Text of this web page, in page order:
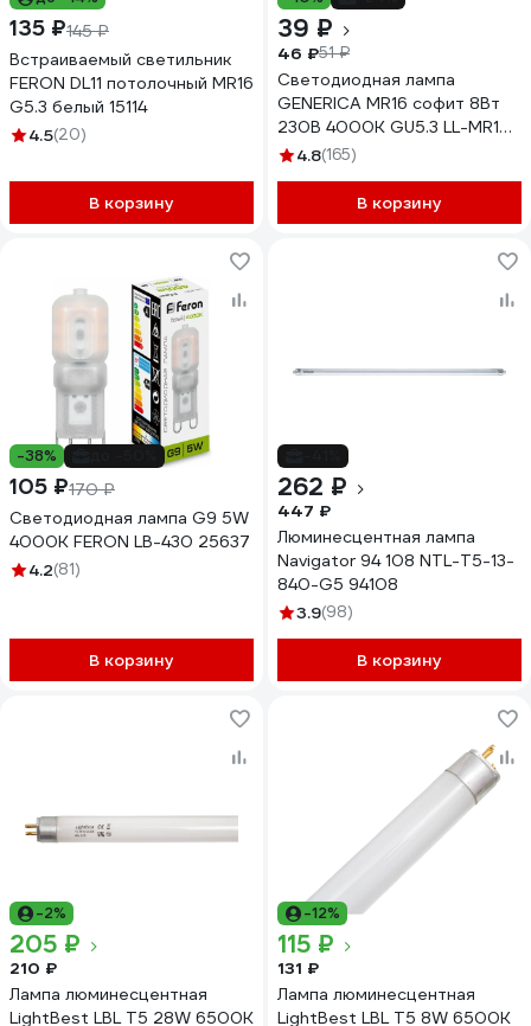
135 ₽145 ₽
Встраиваемый светильник
FERON DL11 потолочный MR16
G5.3 белый 15114
4.5(20)
В корзину
39 ₽
46 ₽51 ₽
Светодиодная лампа
GENERICA MR16 софит 8Вт
230В 4000К GU5.3 LL-MR16-
08-230-40-GU5-G
4.8(165)
В корзину
-38%
105 ₽170 ₽
Светодиодная лампа G9 5W
4000K FERON LB-430 25637
4.2(81)
В корзину
262 ₽
447 ₽
Люминесцентная лампа
Navigator 94 108 NTL-T5-13-
840-G5 94108
3.9(98)
В корзину
-2%
205 ₽
210 ₽
Лампа люминесцентная
LightBest LBL T5 28W 6500K
-12%
115 ₽
131 ₽
Лампа люминесцентная
LightBest LBL T5 8W 6500K